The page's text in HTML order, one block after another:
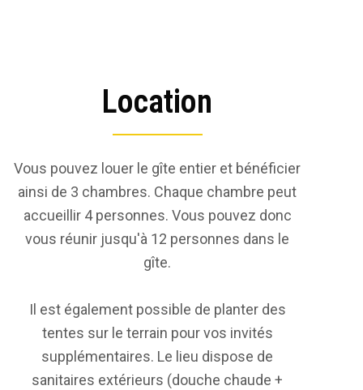
Location
Vous pouvez louer le gîte entier et bénéficier
ainsi de 3 chambres. Chaque chambre peut
accueillir 4 personnes. Vous pouvez donc
vous réunir jusqu'à 12 personnes dans le
gîte.
Il est également possible de planter des
tentes sur le terrain pour vos invités
supplémentaires. Le lieu dispose de
sanitaires extérieurs (douche chaude +